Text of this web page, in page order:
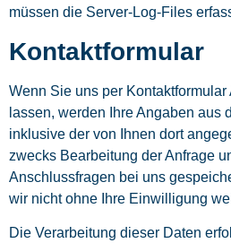
müssen die Server-Log-Files
Kontaktformular
Wenn Sie uns per Kontaktformular
lassen, werden Ihre Angaben aus
inklusive der von Ihnen dort
zwecks Bearbeitung der Anfrage
Anschlussfragen bei uns
wir nicht ohne Ihre Einwilligung
Die Verarbeitung dieser Daten